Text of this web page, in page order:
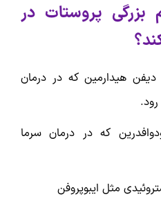
بزرگی پروستات در
هیدارمین که در درمان
که در درمان سرما
مثل ایبوپروفن